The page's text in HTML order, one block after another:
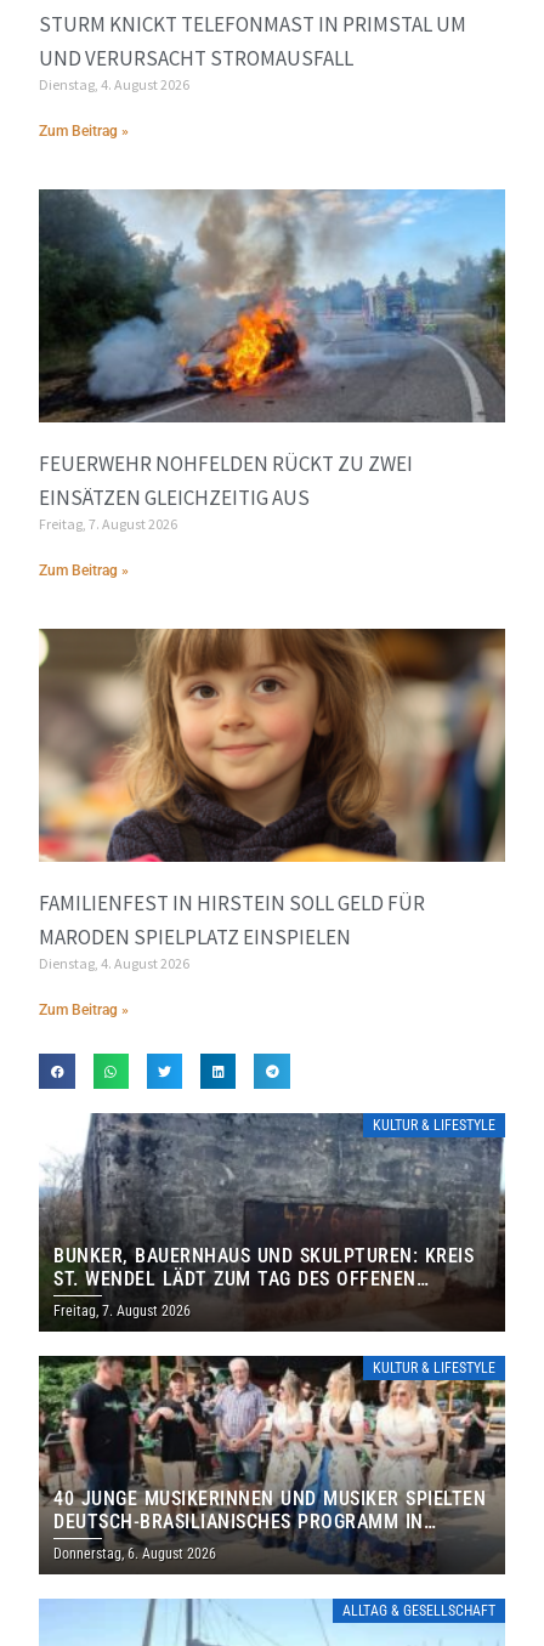
STURM KNICKT TELEFONMAST IN PRIMSTAL UM
UND VERURSACHT STROMAUSFALL
Dienstag, 4. August 2026
Zum Beitrag »
FEUERWEHR NOHFELDEN RÜCKT ZU ZWEI
EINSÄTZEN GLEICHZEITIG AUS
Freitag, 7. August 2026
Zum Beitrag »
FAMILIENFEST IN HIRSTEIN SOLL GELD FÜR
MARODEN SPIELPLATZ EINSPIELEN
Dienstag, 4. August 2026
Zum Beitrag »
KULTUR & LIFESTYLE
BUNKER, BAUERNHAUS UND SKULPTUREN: KREIS
ST. WENDEL LÄDT ZUM TAG DES OFFENEN
DENKMALS EIN
Freitag, 7. August 2026
KULTUR & LIFESTYLE
40 JUNGE MUSIKERINNEN UND MUSIKER SPIELTEN
DEUTSCH-BRASILIANISCHES PROGRAMM IN
THOLEY
Donnerstag, 6. August 2026
ALLTAG & GESELLSCHAFT